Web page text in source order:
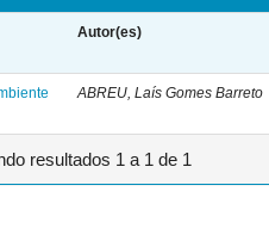
Autor(es)
ABREU, Laís Gomes Barreto
resultados 1 a 1 de 1